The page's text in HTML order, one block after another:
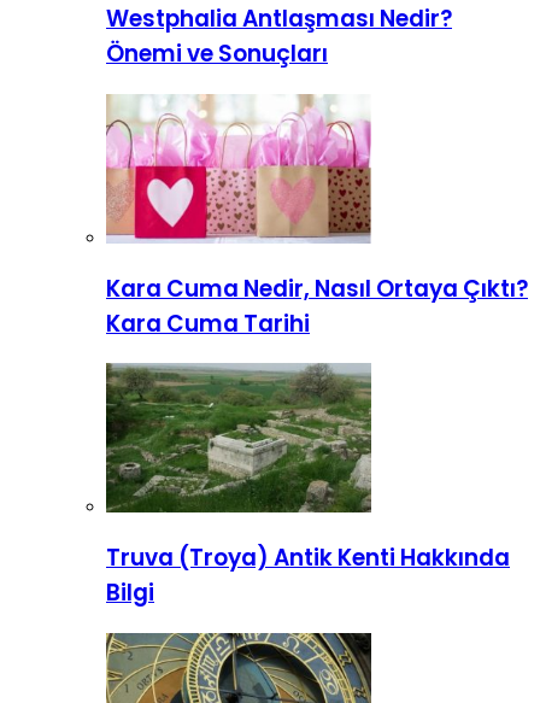
Westphalia Antlaşması Nedir?
Önemi ve Sonuçları
Kara Cuma Nedir, Nasıl Ortaya Çıktı?
Kara Cuma Tarihi
Truva (Troya) Antik Kenti Hakkında
Bilgi